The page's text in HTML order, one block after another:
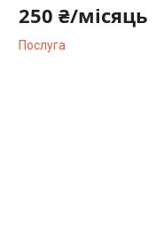
250 ₴/місяць
Послуга